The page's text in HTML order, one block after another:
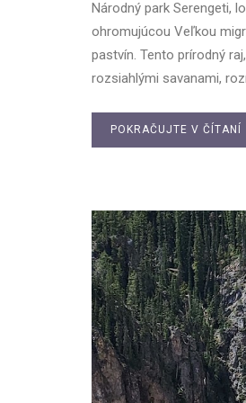
Národný park Serengeti,
ohromujúcou Veľkou
pastvín. Tento prírodný
rozsiahlými savanami,
POKRAČUJTE V ČÍTANÍ